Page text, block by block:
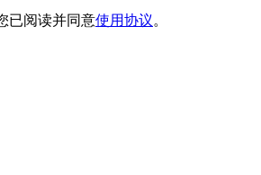
已阅读并同意使用协议。